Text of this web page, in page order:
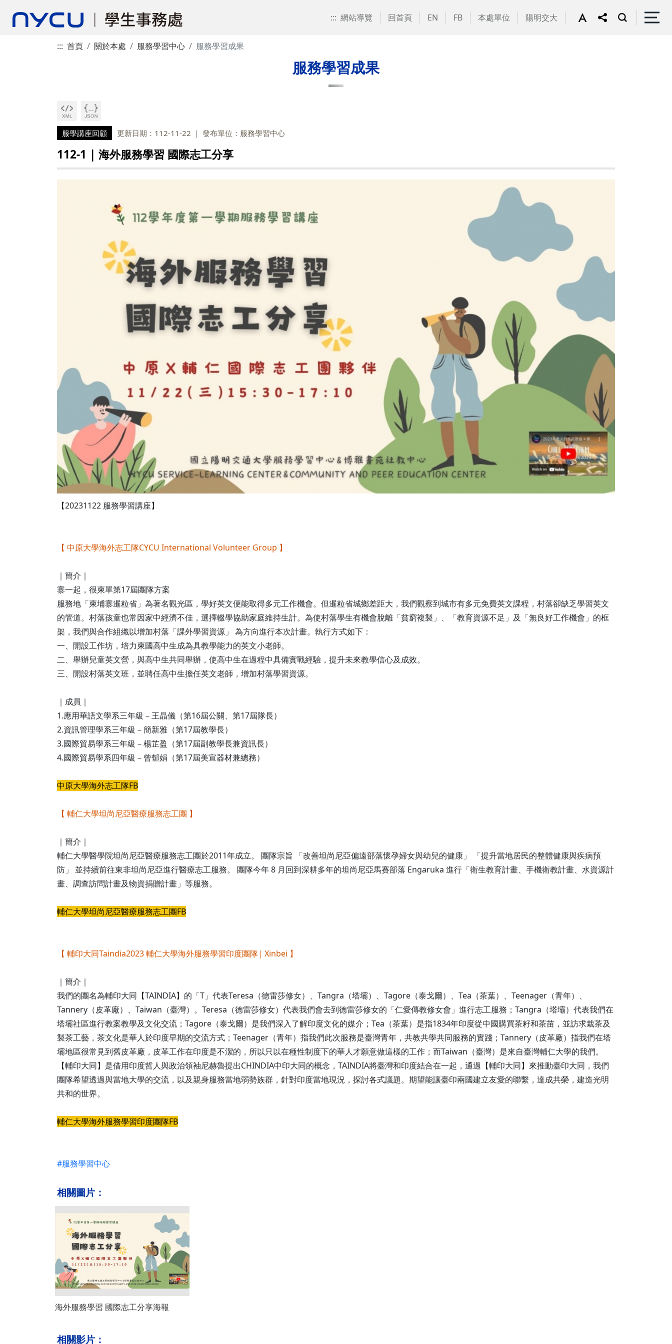
::: 網站導覽 回首頁 EN FB 本處單位 陽明交大
::: 首頁 關於本處 服務學習中心 服務學習成果
服務學習成果
服學講座回顧 更新日期：112-11-22 發布單位：服務學習中心
112-1 | 海外服務學習 國際志工分享
【20231122 服務學習講座】
【 中原大學海外志工隊CYCU International Volunteer Group 】
｜簡介｜
寨一起，很柬單第17屆團隊方案
服務地「柬埔寨暹粒省」為著名觀光區，學好英文便能取得多元工作機會。但暹粒省城鄉差距大，我們觀察到城市有多元免費英文課程，村落卻缺乏學習英文
的管道。村落孩童也常因家中經濟不佳，選擇輟學協助家庭維持生計。為使村落學生有機會脫離「貧窮複製」、「教育資源不足」及「無良好工作機會」的框
架，我們與合作組織以增加村落「課外學習資源」 為方向進行本次計畫。執行方式如下：
一、開設工作坊，培力柬國高中生成為具教學能力的英文小老師。
二、舉辦兒童英文營，與高中生共同舉辦，使高中生在過程中具備實戰經驗，提升未來教學信心及成效。
三、開設村落英文班，並聘任高中生擔任英文老師，增加村落學習資源。
｜成員｜
1.應用華語文學系三年級－王晶儀（第16屆公關、第17屆隊長）
2.資訊管理學系三年級－簡新雅（第17屆教學長）
3.國際貿易學系三年級－楊芷盈（第17屆副教學長兼資訊長）
4.國際貿易學系四年級－曾郁娟（第17屆美宣器材兼總務）
中原大學海外志工隊FB
【 輔仁大學坦尚尼亞醫療服務志工團 】
｜簡介｜
輔仁大學醫學院坦尚尼亞醫療服務志工團於2011年成立。 團隊宗旨 「改善坦尚尼亞偏遠部落懷孕婦女與幼兒的健康」 「提升當地居民的整體健康與疾病預
防」 並持續前往東非坦尚尼亞進行醫療志工服務。 團隊今年 8 月回到深耕多年的坦尚尼亞馬賽部落 Engaruka 進行「衛生教育計畫、手機衛教計畫、水資源計
畫、調查訪問計畫及物資捐贈計畫」等服務。
輔仁大學坦尚尼亞醫療服務志工團FB
【 輔印大同Taindia2023 輔仁大學海外服務學習印度團隊| Xinbei 】
｜簡介｜
我們的團名為輔印大同【TAINDIA】的「T」代表Teresa（德雷莎修女）、Tangra（塔壩）、Tagore（泰戈爾）、Tea（茶葉）、Teenager（青年）、
Tannery（皮革廠）、Taiwan（臺灣）。Teresa（德雷莎修女）代表我們會去到德雷莎修女的「仁愛傳教修女會」進行志工服務；Tangra（塔壩）代表我們在
塔壩社區進行教案教學及文化交流；Tagore（泰戈爾）是我們深入了解印度文化的媒介；Tea（茶葉）是指1834年印度從中國購買茶籽和茶苗，並訪求栽茶及
製茶工藝，茶文化是華人於印度早期的交流方式；Teenager（青年）指我們此次服務是臺灣青年，共教共學共同服務的實踐；Tannery（皮革廠）指我們在塔
壩地區很常見到舊皮革廠，皮革工作在印度是不潔的，所以只以在種性制度下的華人才願意做這樣的工作；而Taiwan（臺灣）是來自臺灣輔仁大學的我們。
【輔印大同】是借用印度哲人與政治領袖尼赫魯提出CHINDIA中印大同的概念，TAINDIA將臺灣和印度結合在一起，通過【輔印大同】來推動臺印大同，我們
團隊希望透過與當地大學的交流，以及親身服務當地弱勢族群，針對印度當地現況，探討各式議題。期望能讓臺印兩國建立友愛的聯繫，達成共榮，建造光明
共和的世界。
輔仁大學海外服務學習印度團隊FB
#服務學習中心
相關圖片：
海外服務學習 國際志工分享海報
相關影片：